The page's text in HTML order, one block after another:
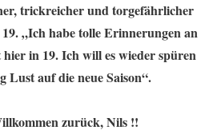
trickreicher und torgefährlicher
„Ich habe tolle Erinnerungen an
in 19. Ich will es wieder spüren
Lust auf die neue Saison“.
zurück, Nils !!